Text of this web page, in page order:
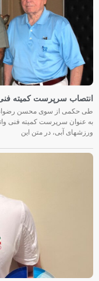
انتصاب سرپرست کمیته
طی حکمی از سوی محسن
به عنوان سرپرست کمیته فنی
ورزشهای آبی، در متن این